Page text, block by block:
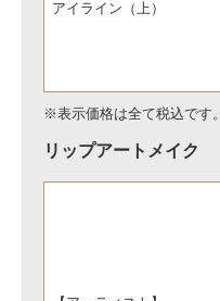
アイライン（上）
※表示価格は全て税込です。
リップアートメイク